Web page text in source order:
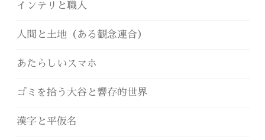
インテリと職人
人間と土地（ある観念連合）
あたらしいスマホ
ゴミを拾う大谷と響存的世界
漢字と平仮名